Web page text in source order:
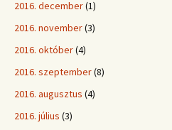
2016. december(1)
2016. november(3)
2016. október(4)
2016. szeptember(8)
2016. augusztus (4)
2016. július (3)